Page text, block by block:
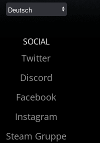
SOCIAL
Twitter
Discord
Facebook
Instagram
Steam Gruppe